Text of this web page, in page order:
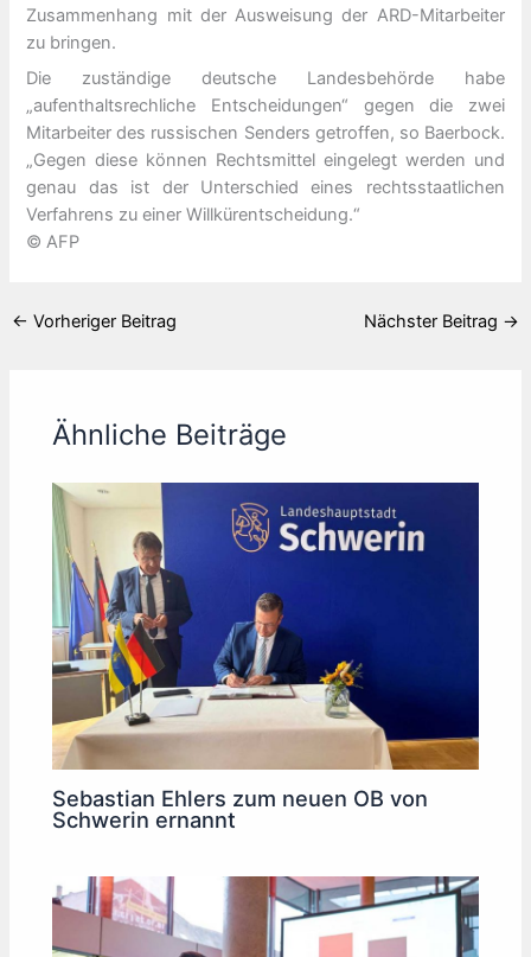
Zusammenhang mit der Ausweisung der ARD-Mitarbeiter
zu bringen.
Die zuständige deutsche Landesbehörde habe
„aufenthaltsrechliche Entscheidungen“ gegen die zwei
Mitarbeiter des russischen Senders getroffen, so Baerbock.
„Gegen diese können Rechtsmittel eingelegt werden und
genau das ist der Unterschied eines rechtsstaatlichen
Verfahrens zu einer Willkürentscheidung.“
© AFP
← Vorheriger Beitrag Nächster Beitrag →
Ähnliche Beiträge
Sebastian Ehlers zum neuen OB von
Schwerin ernannt